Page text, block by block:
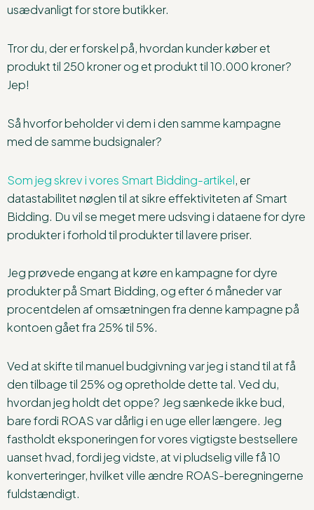
usædvanligt for store butikker.
Tror du, der er forskel på, hvordan kunder køber et
produkt til 250 kroner og et produkt til 10.000 kroner?
Jep!
Så hvorfor beholder vi dem i den samme kampagne
med de samme budsignaler?
Som jeg skrev i vores Smart Bidding-artikel, er
datastabilitet nøglen til at sikre effektiviteten af Smart
Bidding. Du vil se meget mere udsving i dataene for dyre
produkter i forhold til produkter til lavere priser.
Jeg prøvede engang at køre en kampagne for dyre
produkter på Smart Bidding, og efter 6 måneder var
procentdelen af omsætningen fra denne kampagne på
kontoen gået fra 25% til 5%.
Ved at skifte til manuel budgivning var jeg i stand til at få
den tilbage til 25% og opretholde dette tal. Ved du,
hvordan jeg holdt det oppe? Jeg sænkede ikke bud,
bare fordi ROAS var dårlig i en uge eller længere. Jeg
fastholdt eksponeringen for vores vigtigste bestsellere
uanset hvad, fordi jeg vidste, at vi pludselig ville få 10
konverteringer, hvilket ville ændre ROAS-beregningerne
fuldstændigt.